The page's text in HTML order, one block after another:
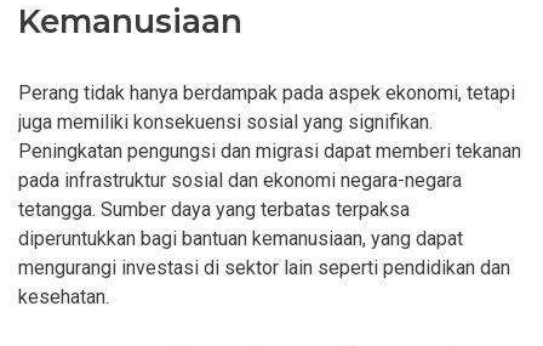
Kemanusiaan
Perang tidak hanya berdampak pada aspek ekonomi, tetapi
juga memiliki konsekuensi sosial yang signifikan.
Peningkatan pengungsi dan migrasi dapat memberi tekanan
pada infrastruktur sosial dan ekonomi negara-negara
tetangga. Sumber daya yang terbatas terpaksa
diperuntukkan bagi bantuan kemanusiaan, yang dapat
mengurangi investasi di sektor lain seperti pendidikan dan
kesehatan.